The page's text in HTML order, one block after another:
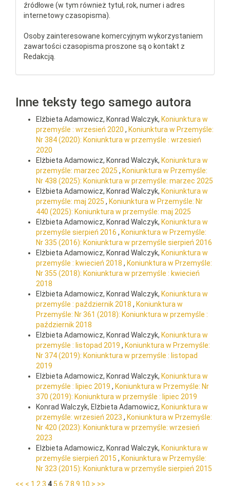
źródłowe (w tym również tytuł, rok, numer i adres
internetowy czasopisma).
Osoby zainteresowane komercyjnym wykorzystaniem
zawartości czasopisma proszone są o kontakt z
Redakcją.
Inne teksty tego samego autora
Elżbieta Adamowicz, Konrad Walczyk, Koniunktura w
przemyśle : wrzesień 2020 , Koniunktura w Przemyśle:
Nr 384 (2020): Koniunktura w przemyśle : wrzesień
2020
Elżbieta Adamowicz, Konrad Walczyk, Koniunktura w
przemyśle: marzec 2025 , Koniunktura w Przemyśle:
Nr 438 (2025): Koniunktura w przemyśle: marzec 2025
Elżbieta Adamowicz, Konrad Walczyk, Koniunktura w
przemyśle: maj 2025 , Koniunktura w Przemyśle: Nr
440 (2025): Koniunktura w przemyśle: maj 2025
Elżbieta Adamowicz, Konrad Walczyk, Koniunktura w
przemyśle sierpień 2016 , Koniunktura w Przemyśle:
Nr 335 (2016): Koniunktura w przemyśle sierpień 2016
Elżbieta Adamowicz, Konrad Walczyk, Koniunktura w
przemyśle : kwiecień 2018 , Koniunktura w Przemyśle:
Nr 355 (2018): Koniunktura w przemyśle : kwiecień
2018
Elżbieta Adamowicz, Konrad Walczyk, Koniunktura w
przemyśle : październik 2018 , Koniunktura w
Przemyśle: Nr 361 (2018): Koniunktura w przemyśle :
październik 2018
Elżbieta Adamowicz, Konrad Walczyk, Koniunktura w
przemyśle : listopad 2019 , Koniunktura w Przemyśle:
Nr 374 (2019): Koniunktura w przemyśle : listopad
2019
Elżbieta Adamowicz, Konrad Walczyk, Koniunktura w
przemyśle : lipiec 2019 , Koniunktura w Przemyśle: Nr
370 (2019): Koniunktura w przemyśle : lipiec 2019
Konrad Walczyk, Elżbieta Adamowicz, Koniunktura w
przemyśle: wrzesień 2023 , Koniunktura w Przemyśle:
Nr 420 (2023): Koniunktura w przemyśle: wrzesień
2023
Elżbieta Adamowicz, Konrad Walczyk, Koniunktura w
przemyśle sierpień 2015 , Koniunktura w Przemyśle:
Nr 323 (2015): Koniunktura w przemyśle sierpień 2015
<< < 1 2 3 4 5 6 78 9 10 > >>